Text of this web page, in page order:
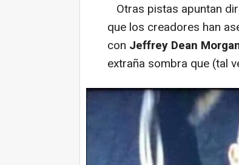
Otras pistas apuntan
que los creadores han
con Jeffrey Dean
extraña sombra que (tal